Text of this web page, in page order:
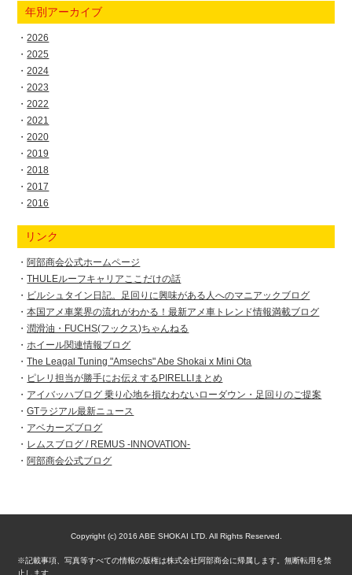
年別アーカイブ
2026
2025
2024
2023
2022
2021
2020
2019
2018
2017
2016
リンク
阿部商会公式ホームページ
THULEルーフキャリアここだけの話
ビルシュタイン日記。足回りに興味がある人へのマニアックブログ
本国アメ車業界の流れがわかる！最新アメ車トレンド情報満載ブログ
潤滑油・FUCHS(フックス)ちゃんねる
ホイール関連情報ブログ
The Leagal Tuning "Amsechs" Abe Shokai x Mini Ota
ピレリ担当が勝手にお伝えするPIRELLIまとめ
アイバッハブログ 乗り心地を損なわないローダウン・足回りのご提案
GTラジアル最新ニュース
アベカーズブログ
レムスブログ / REMUS -INNOVATION-
阿部商会公式ブログ
Copyright (c) 2016 ABE SHOKAI LTD. All Rights Reserved.
※記載事項、写真等すべての情報の版権は株式会社阿部商会に帰属します。無断転用を禁
止します。